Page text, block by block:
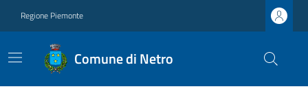
Regione Piemonte
Comune di Netro